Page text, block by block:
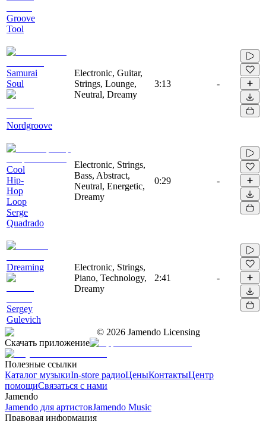
Groove
Tool
Samurai
Soul
Nordgroove
Electronic, Guitar,
Strings, Lounge,
Neutral, Dreamy
3:13 -
Cool
Hip-
Hop
Loop
Serge
Quadrado
Electronic, Strings,
Bass, Abstract,
Neutral, Energetic,
Dreamy
0:29 -
Dreaming
Sergey
Gulevich
Electronic, Strings,
Piano, Technology,
Dreamy
2:41 -
© 2026 Jamendo Licensing
Скачать приложение
Полезные ссылки
Каталог музыкиIn-store радиоЦеныКонтактыЦентр
помощиСвязаться с нами
Jamendo
Jamendo для артистовJamendo Music
Правовая информация